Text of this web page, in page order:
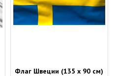
Флаг Швеции (135 х 90 см)